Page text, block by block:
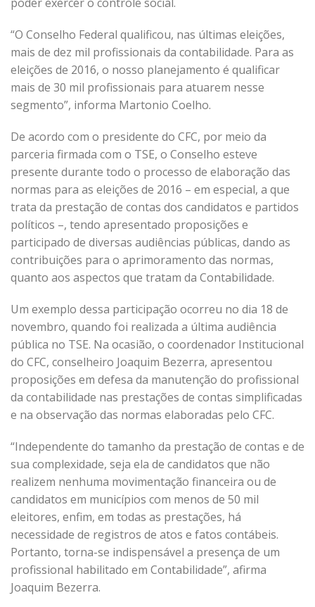
“O Conselho Federal qualificou, nas últimas eleições,
mais de dez mil profissionais da contabilidade. Para as
eleições de 2016, o nosso planejamento é qualificar
mais de 30 mil profissionais para atuarem nesse
segmento”, informa Martonio Coelho.
De acordo com o presidente do CFC, por meio da
parceria firmada com o TSE, o Conselho esteve
presente durante todo o processo de elaboração das
normas para as eleições de 2016 – em especial, a que
trata da prestação de contas dos candidatos e partidos
políticos –, tendo apresentado proposições e
participado de diversas audiências públicas, dando as
contribuições para o aprimoramento das normas,
quanto aos aspectos que tratam da Contabilidade.
Um exemplo dessa participação ocorreu no dia 18 de
novembro, quando foi realizada a última audiência
pública no TSE. Na ocasião, o coordenador Institucional
do CFC, conselheiro Joaquim Bezerra, apresentou
proposições em defesa da manutenção do profissional
da contabilidade nas prestações de contas simplificadas
e na observação das normas elaboradas pelo CFC.
“Independente do tamanho da prestação de contas e de
sua complexidade, seja ela de candidatos que não
realizem nenhuma movimentação financeira ou de
candidatos em municípios com menos de 50 mil
eleitores, enfim, em todas as prestações, há
necessidade de registros de atos e fatos contábeis.
Portanto, torna-se indispensável a presença de um
profissional habilitado em Contabilidade”, afirma
Joaquim Bezerra.